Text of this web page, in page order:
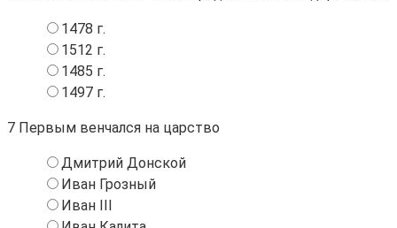
1478 г.
1512 г.
1485 г.
1497 г.
7 Первым венчался на царство
Дмитрий Донской
Иван Грозный
Иван III